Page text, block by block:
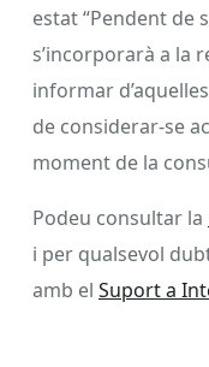
estat “Pendent de
s’incorporarà a la
informar
de considerar-se
moment de la
Podeu consultar la
i per qualsevol
amb el Suport a